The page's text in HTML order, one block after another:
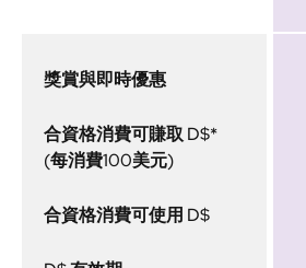
獎賞與即時優惠
合資格消費可賺取 D$*
(每消費100美元)
合資格消費可使用 D$